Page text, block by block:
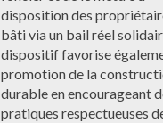
disposition des
bâti via un bail réel
dispositif favorise
promotion de la
durable en encourageant
pratiques respectueuses